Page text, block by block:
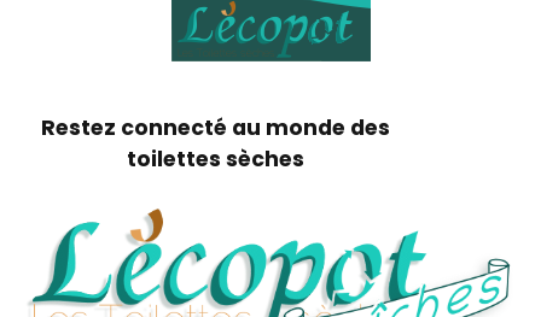
Restez connecté au monde des
toilettes sèches